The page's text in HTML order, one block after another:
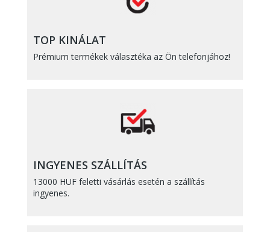
TOP KINÁLAT
Prémium termékek választéka az Ön telefonjához!
INGYENES SZÁLLÍTÁS
13000 HUF feletti vásárlás esetén a szállítás
ingyenes.